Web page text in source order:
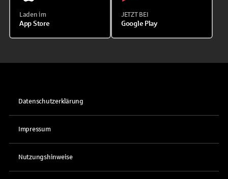
Laden im
App Store
JETZT BEI
Google Play
Datenschutzerklärung
Impressum
Nutzungshinweise